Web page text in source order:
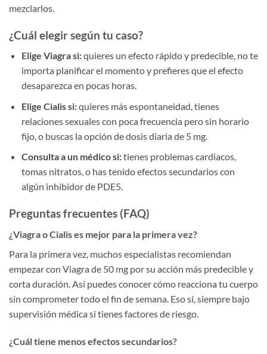
mezclarlos.
¿Cuál elegir según tu caso?
Elige Viagra si:quieres un efecto rápido y predecible, no te
importa planificar el momento y prefieres que el efecto
desaparezca en pocas horas.
Elige Cialis si:quieres más espontaneidad, tienes
relaciones sexuales con poca frecuencia pero sin horario
fijo, o buscas la opción de dosis diaria de 5 mg.
Consulta a un médico si:tienes problemas cardiacos,
tomas nitratos, o has tenido efectos secundarios con
algún inhibidor de PDE5.
Preguntas frecuentes (FAQ)
¿Viagra o Cialis es mejor para la primera vez?
Para la primera vez, muchos especialistas recomiendan
empezar con Viagra de 50 mg por su acción más predecible y
corta duración. Así puedes conocer cómo reacciona tu cuerpo
sin comprometer todo el fin de semana. Eso sí, siempre bajo
supervisión médica si tienes factores de riesgo.
¿Cuál tiene menos efectos secundarios?